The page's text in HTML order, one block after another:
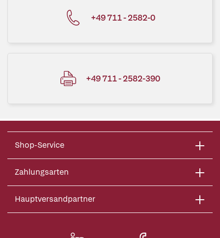
+49 711 - 2582-0
+49 711 - 2582-390
Shop-Service
Zahlungsarten
Hauptversandpartner